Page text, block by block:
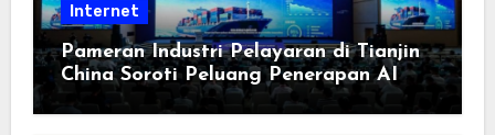
Internet
Pameran Industri Pelayaran di Tianjin
China Soroti Peluang Penerapan AI